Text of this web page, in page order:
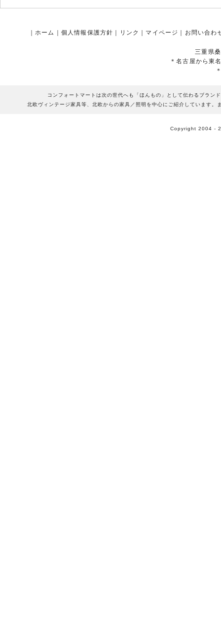
｜ ホーム ｜ 個人情報保護方針 ｜ リンク ｜ マイページ ｜ お問い合わ
三重県
＊名古屋から東
コンフォートマートは次の世代へも「ほんもの」として伝わるブラン
北欧ヴィンテージ家具等、北欧からの家具／照明を中心にご紹介しています
Copyright 2004 -